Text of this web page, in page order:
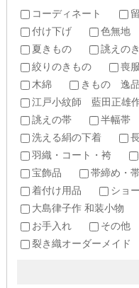
コーディネート
付け下げ
色無地
夏きもの
誂えの
絞りのきもの
喪服
木綿
きもの 逸
江戸小紋師 藍田正雄
誂えの帯
半幅帯
洗える絹の下着
羽織・コート・袴
宝飾品
帯締め・
着付け用品
ショ
大島律子作 和装小物
お手入れ
その他
裂き織オーダーメイド